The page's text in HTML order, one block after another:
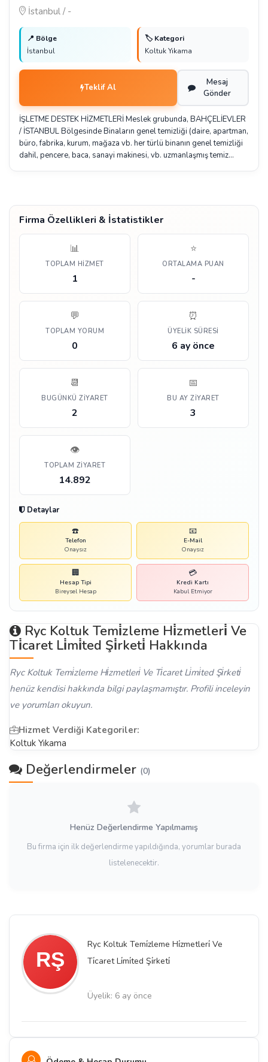
Ryc Koltuk Temi̇zleme Hi̇zmetleri̇ Ve
Ti̇caret Li̇mi̇ted Şi̇rketi̇
Üyelik: 6 ay önce
İstanbul / -
📍 Bölge
İstanbul
🏷️ Kategori
Koltuk Yıkama
Teklif Al
Mesaj
Gönder
İŞLETME DESTEK HİZMETLERİ Meslek grubunda, BAHÇELİEVLER
/ İSTANBUL Bölgesinde Binaların genel temizliği (daire, apartman,
büro, fabrika, kurum, mağaza vb. her türlü binanın genel temizliği
dahil, pencere, baca, sanayi makinesi, vb. uzmanlaşmış temiz…
Firma Özellikleri & İstatistikler
📊
TOPLAM HIZMET
1
⭐
ORTALAMA PUAN
-
💬
TOPLAM YORUM
0
⏰
ÜYELIK SÜRESI
6 ay önce
📆
BUGÜNKÜ ZIYARET
2
📅
BU AY ZIYARET
3
👁️
TOPLAM ZIYARET
14.892
Detaylar
☎️
Telefon
Onaysız
📧
E-Mail
Onaysız
🏢
Hesap Tipi
Bireysel Hesap
💳
Kredi Kartı
Kabul Etmiyor
Ryc Koltuk Temi̇zleme Hi̇zmetleri̇ Ve
Ti̇caret Li̇mi̇ted Şi̇rketi̇ Hakkında
Ryc Koltuk Temi̇zleme Hi̇zmetleri̇ Ve Ti̇caret Li̇mi̇ted Şi̇rketi̇
henüz kendisi hakkında bilgi paylaşmamıştır. Profili inceleyin
ve yorumları okuyun.
Hizmet Verdiği Kategoriler:
Koltuk Yıkama
Değerlendirmeler (0)
Henüz Değerlendirme Yapılmamış
Bu firma için ilk değerlendirme yapıldığında, yorumlar burada
listelenecektir.